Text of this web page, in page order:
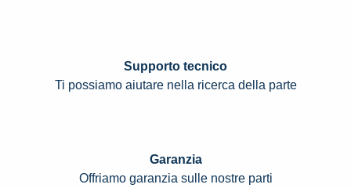
Supporto tecnico
Ti possiamo aiutare nella ricerca della parte
Garanzia
Offriamo garanzia sulle nostre parti